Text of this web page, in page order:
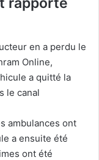
en a perdu le
Online,
a quitté la
le canal
ambulances ont
a ensuite été
ont été